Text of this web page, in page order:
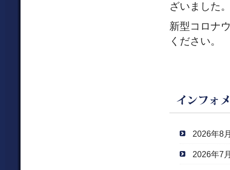
ざいました
新型コロナ
ください。
2026年8
2026年7